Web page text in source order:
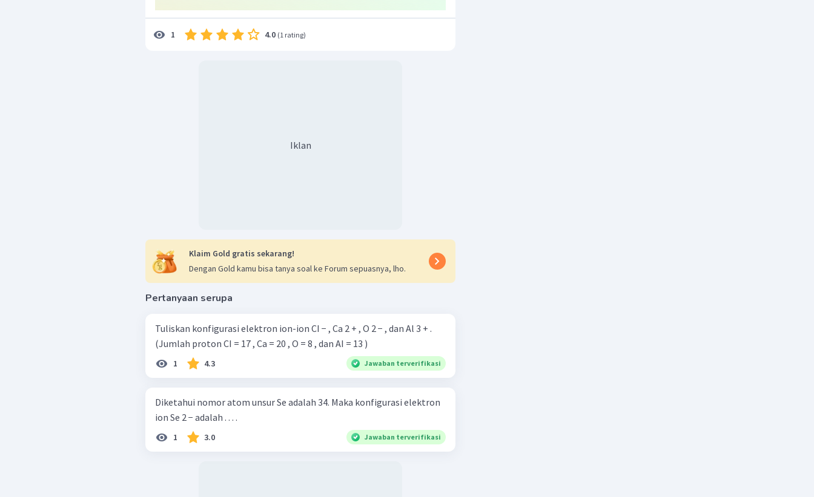
1 4.0 (1 rating)
Iklan
Klaim Gold gratis sekarang!
Dengan Gold kamu bisa tanya soal ke Forum sepuasnya, lho.
Pertanyaan serupa
Tuliskan konfigurasi elektron ion-ion CI − , Ca 2 + , O 2 − , dan Al 3 + .
(Jumlah proton CI = 17 , Ca = 20 , O = 8 , dan AI = 13 )
1 4.3 Jawaban terverifikasi
Diketahui nomor atom unsur Se adalah 34. Maka konfigurasi elektron
ion Se 2 − adalah . . . .
1 3.0 Jawaban terverifikasi